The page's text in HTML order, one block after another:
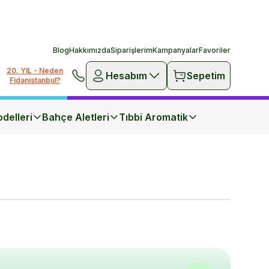
BlogHakkımızdaSiparişlerimKampanyalarFavoriler
20. YIL - Neden
Fidanistanbul?
Hesabım Sepetim
Bahçe Aletleri Tıbbi Aromatik